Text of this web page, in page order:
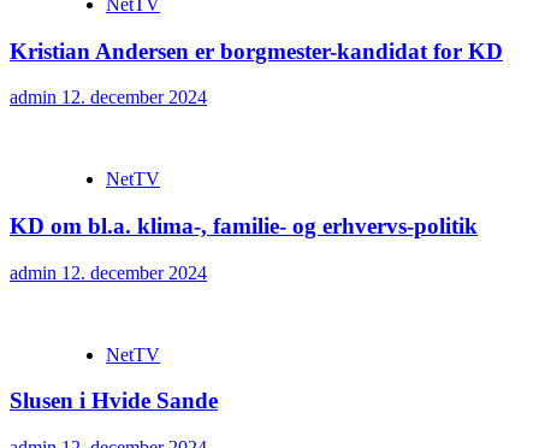
Kristian Andersen er borgmester-kandidat for KD
admin 12. december 2024
NetTV
KD om bl.a. klima-, familie- og erhvervs-politik
admin 12. december 2024
NetTV
Slusen i Hvide Sande